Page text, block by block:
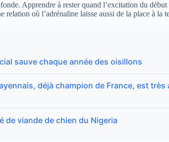
Apprendre à rester quand l’excitation du
relation où l’adrénaline laisse aussi de la place à la
sauve chaque année des oisillons
déjà champion de France, est très
viande de chien du Nigeria